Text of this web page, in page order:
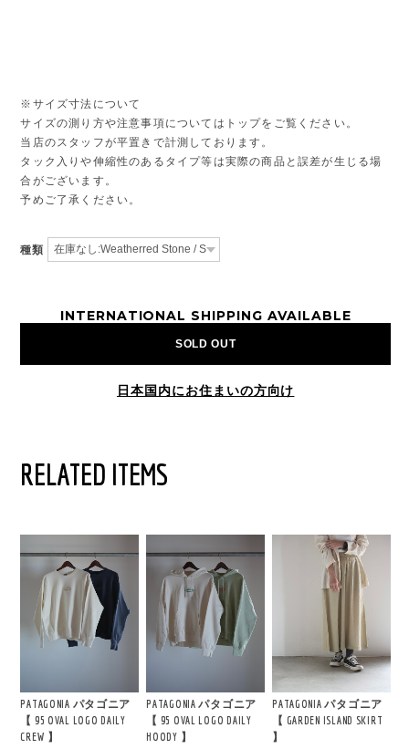
※サイズ寸法について
サイズの測り方や注意事項についてはトップをご覧ください。
当店のスタッフが平置きで計測しております。
タック入りや伸縮性のあるタイプ等は実際の商品と誤差が生じる場
合がございます。
予めご了承ください。
種類
INTERNATIONAL SHIPPING AVAILABLE
SOLD OUT
日本国内にお住まいの方向け
RELATED ITEMS
PATAGONIA パタゴニア
【 95 OVAL LOGO DAILY
CREW 】
PATAGONIA パタゴニア
【 95 OVAL LOGO DAILY
HOODY 】
PATAGONIA パタゴニア
【 GARDEN ISLAND SKIRT
】